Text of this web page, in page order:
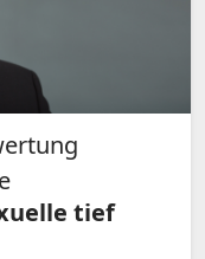
tief